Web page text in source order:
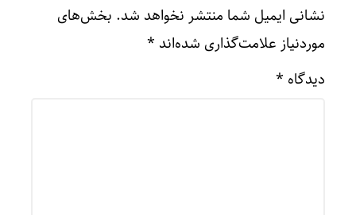
نشانی ایمیل شما منتشر نخواهد شد. بخش‌های
موردنیاز علامت‌گذاری شده‌اند *
دیدگاه *